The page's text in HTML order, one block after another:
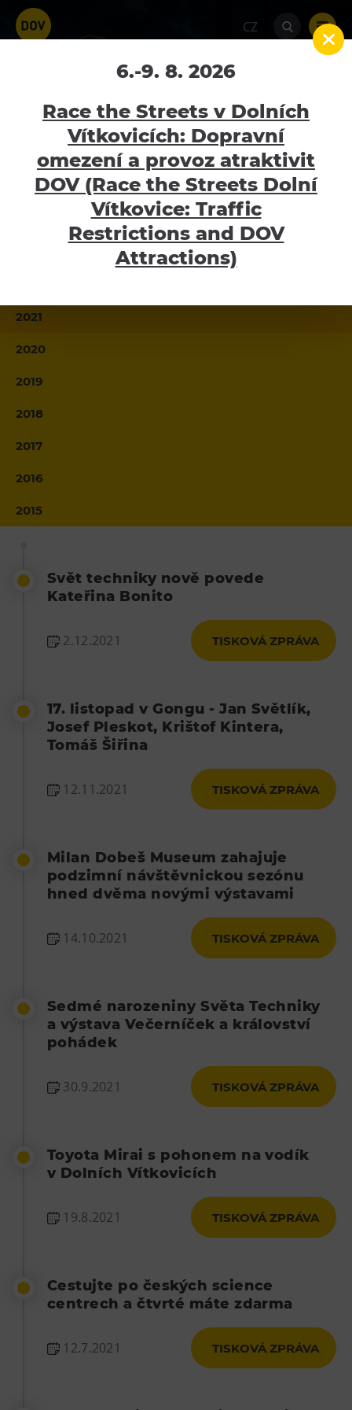
CZ
2021
Home Tiskové zprávy Tiskové zprávy 2021
Atraktivity
Bolt Tower
Velký svět techniky
Malý svět techniky U6
Gong
Galerie Gong
Hornické muzeum
Heligonka
Národní zemědělské muzeum
Fajna Dilna
Hornické muzeum
Občerstvení
L’Osteria
PECKA DOV
Bistropen
Catering
Ubytování
Hotel VP1
Narozeninové oslavy
Letní tábory
Tematické dárkové poukazy
Pro školy
Kroužky pro děti
Výjezdní akce
2026
2025
2021
2020
2019
2018
2017
2016
2015
Svět techniky nově povede
Kateřina Bonito
2.12.2021 TISKOVÁ ZPRÁVA
17. listopad v Gongu - Jan Světlík,
Josef Pleskot, Krištof Kintera,
Tomáš Šiřina
12.11.2021 TISKOVÁ ZPRÁVA
Milan Dobeš Museum zahajuje
podzimní návštěvnickou sezónu
hned dvěma novými výstavami
14.10.2021 TISKOVÁ ZPRÁVA
Sedmé narozeniny Světa Techniky
a výstava Večerníček a království
pohádek
30.9.2021 TISKOVÁ ZPRÁVA
Toyota Mirai s pohonem na vodík
v Dolních Vítkovicích
19.8.2021 TISKOVÁ ZPRÁVA
Cestujte po českých science
centrech a čtvrté máte zdarma
12.7.2021 TISKOVÁ ZPRÁVA
6.-9. 8. 2026
Race the Streets v Dolních
Vítkovicích: Dopravní
omezení a provoz atraktivit
DOV (Race the Streets Dolní
Vítkovice: Traffic
Restrictions and DOV
Attractions)